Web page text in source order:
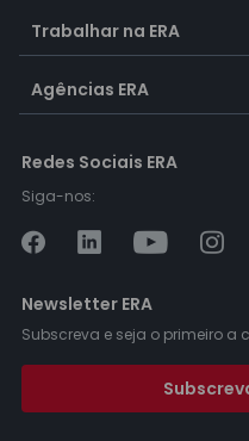
Trabalhar na ERA
Agências ERA
Redes Sociais ERA
Siga-nos:
Newsletter ERA
Subscreva e seja o primeiro a